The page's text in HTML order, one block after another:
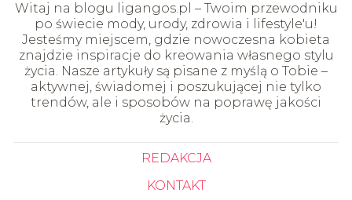
Witaj na blogu ligangos.pl – Twoim przewodniku
po świecie mody, urody, zdrowia i lifestyle'u!
Jesteśmy miejscem, gdzie nowoczesna kobieta
znajdzie inspiracje do kreowania własnego stylu
życia. Nasze artykuły są pisane z myślą o Tobie –
aktywnej, świadomej i poszukującej nie tylko
trendów, ale i sposobów na poprawę jakości
życia.
REDAKCJA
KONTAKT